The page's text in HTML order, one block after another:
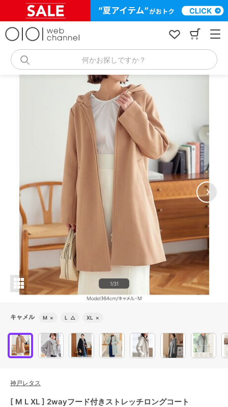
何かお探しですか？
1/31
キャメル M × L △ XL ×
神戸レタス
[ M L XL ] 2wayフード付きストレッチロングコート